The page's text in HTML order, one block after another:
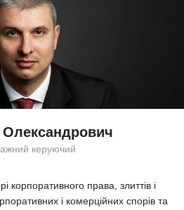
керуючий
корпоративного права, злиттів і
і комерційних спорів та